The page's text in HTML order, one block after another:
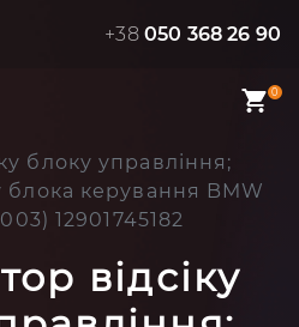
+38 050 368 26 90
0
блоку управління;
блока керування BMW
12901745182
відсіку